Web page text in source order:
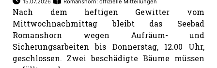
15.07.2026 Romanshorn: offizielle Mitteilungen
Nach dem heftigen Gewitter vom
Mittwochnachmittag bleibt das Seebad
Romanshorn wegen Aufräum- und
Sicherungsarbeiten bis Donnerstag, 12.00 Uhr,
geschlossen. Zwei beschädigte Bäume müssen